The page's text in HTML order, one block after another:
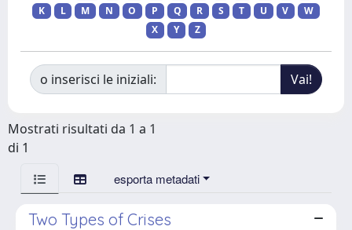
K
L M N O P Q R S T U V
W
X
Y Z
o inserisci le iniziali:
Mostrati risultati da 1 a 1
di 1
esporta metadati
Two Types of Crises